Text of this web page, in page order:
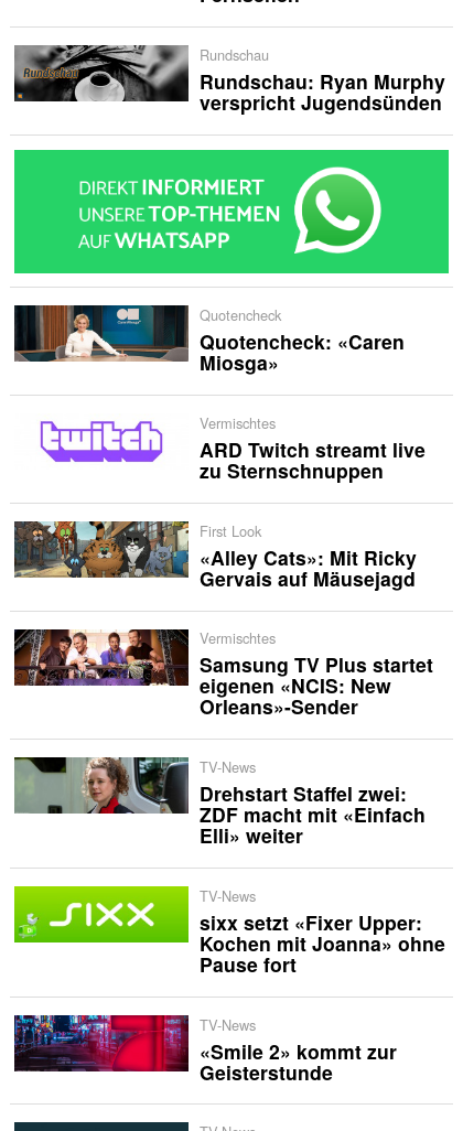
Rundschau
Rundschau: Ryan Murphy
verspricht Jugendsünden
Quotencheck
Quotencheck: «Caren
Miosga»
Vermischtes
ARD Twitch streamt live
zu Sternschnuppen
First Look
«Alley Cats»: Mit Ricky
Gervais auf Mäusejagd
Vermischtes
Samsung TV Plus startet
eigenen «NCIS: New
Orleans»-Sender
TV-News
Drehstart Staffel zwei:
ZDF macht mit «Einfach
Elli» weiter
TV-News
sixx setzt «Fixer Upper:
Kochen mit Joanna» ohne
Pause fort
TV-News
«Smile 2» kommt zur
Geisterstunde